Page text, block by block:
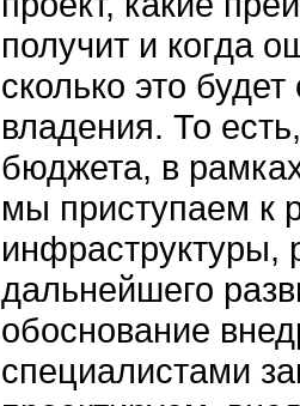
получит и когда
сколько это
владения. То
бюджета, в
мы приступаем к
инфраструктуры,
дальнейшего
обоснование
специалистами